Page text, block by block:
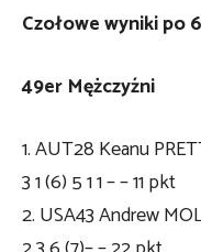
Czołowe wyniki po
49er Mężczyźni
1. AUT28 Keanu
3 1 (6) 5 1 1 – – 11 pkt
2. USA43 Andrew